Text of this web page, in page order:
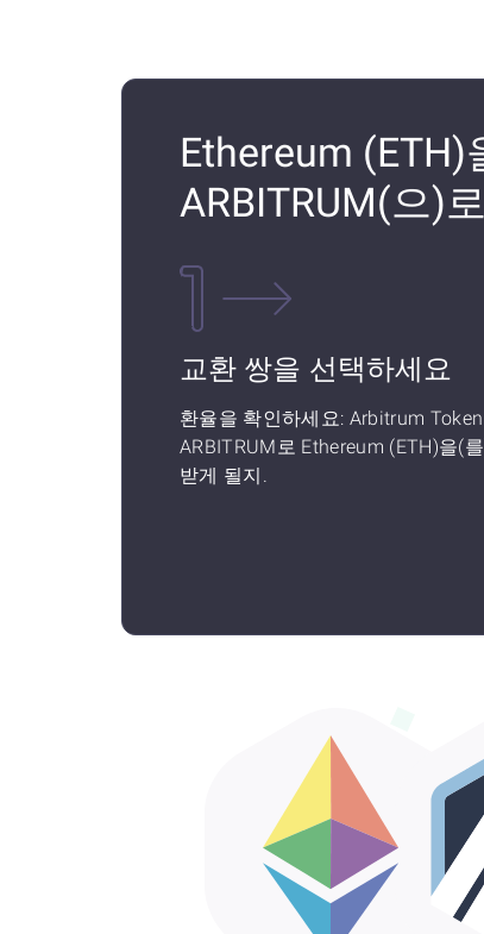
Ethereum (ETH)
ARBITRUM(으)
교환 쌍을 선택하세요
환율을 확인하세요: Arbitrum Token
ARBITRUM로 Ethereum (ETH)을(
받게 될지.